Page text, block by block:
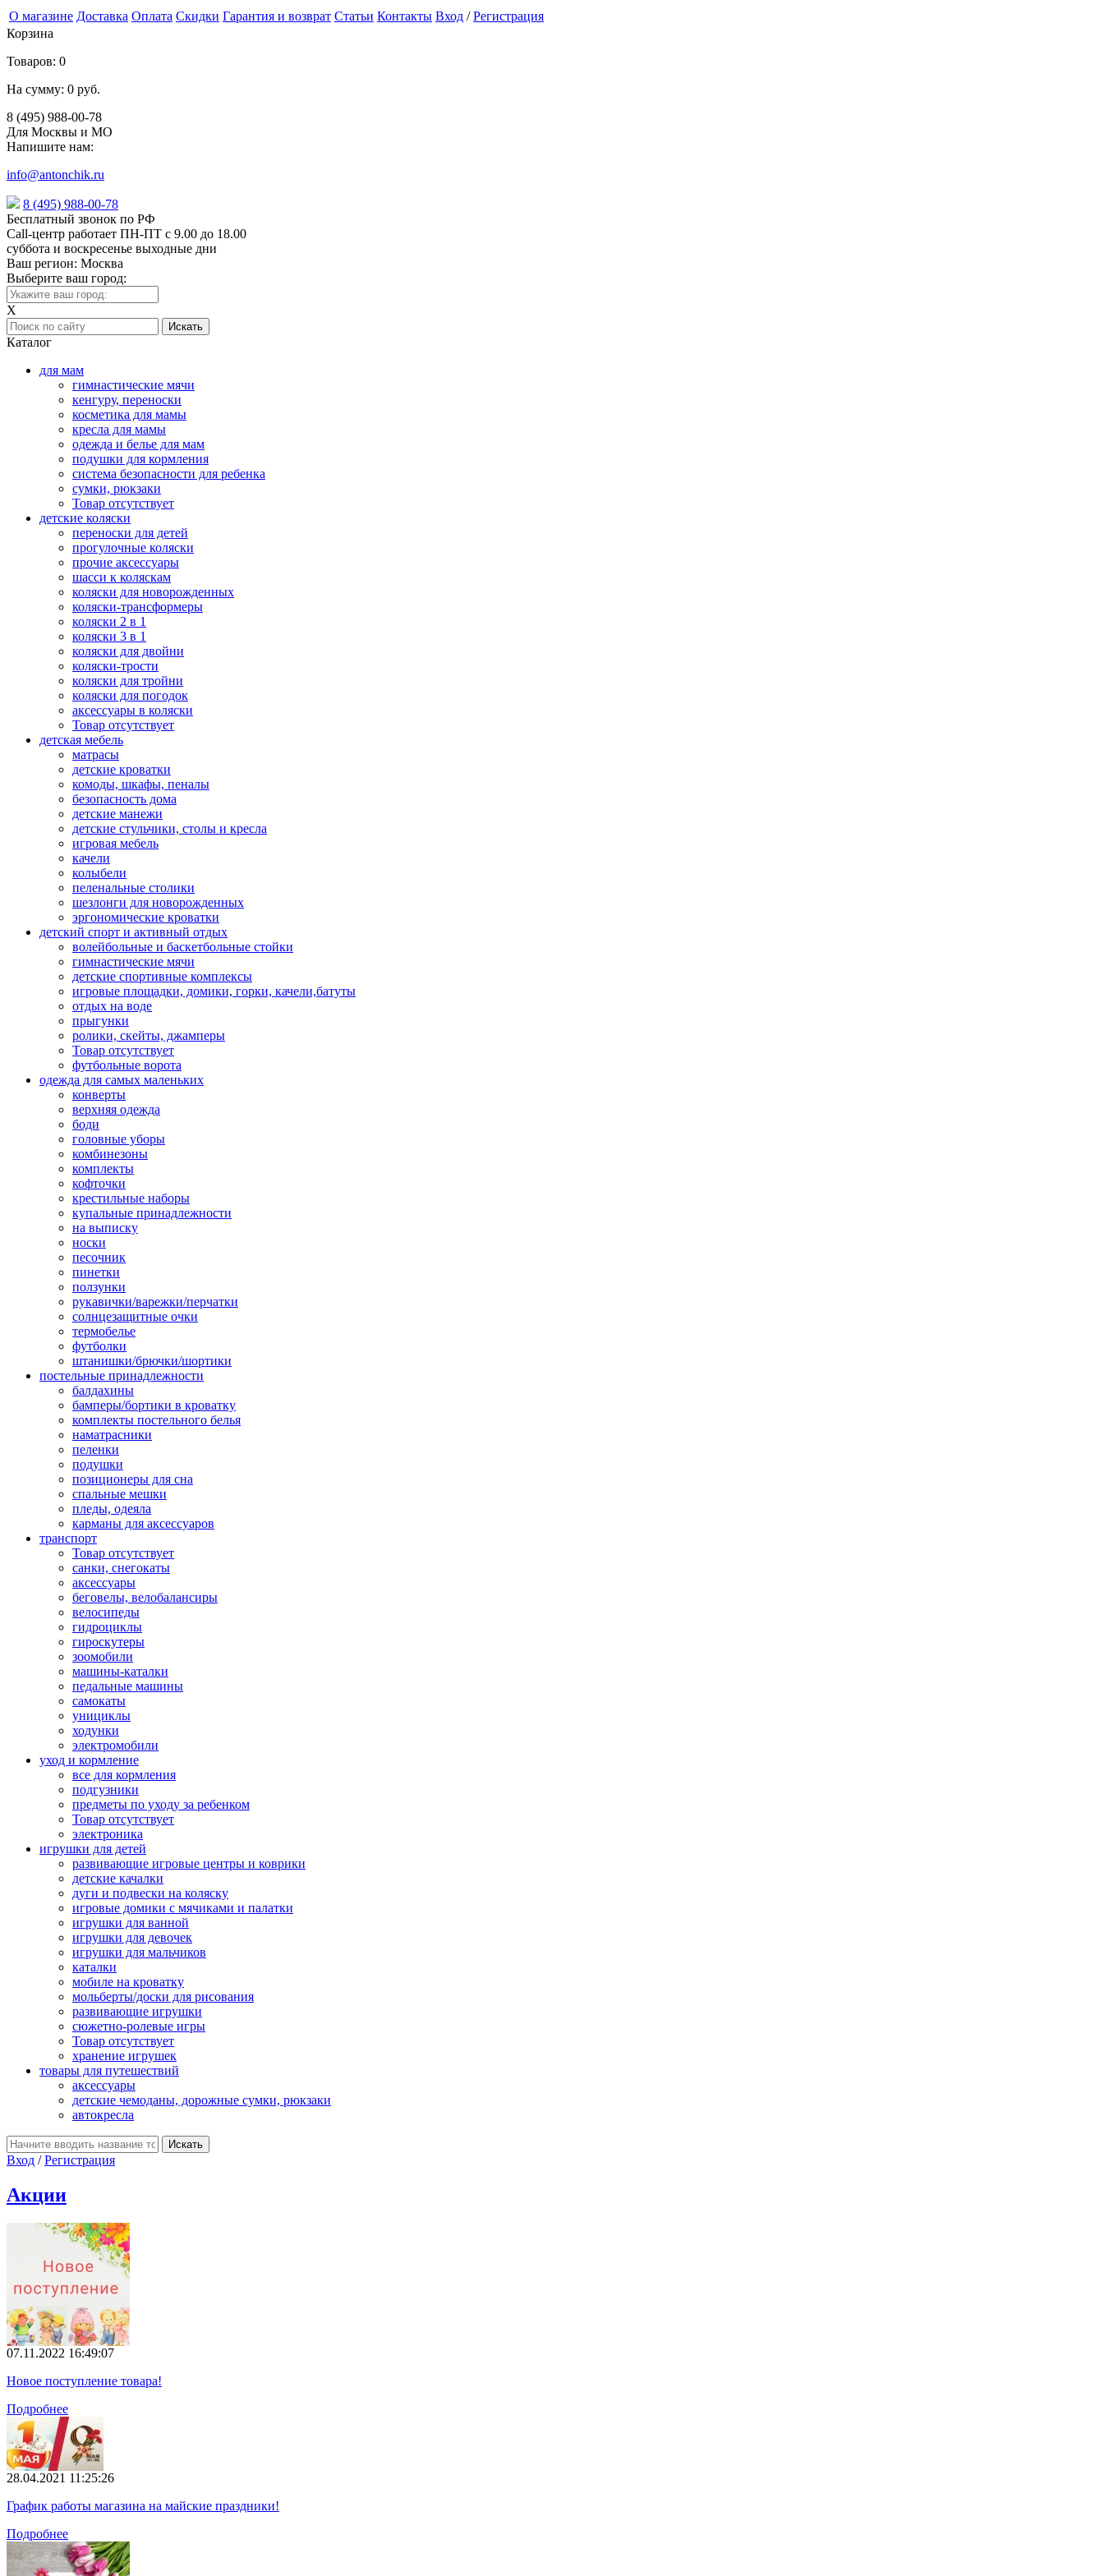
О магазине Доставка Оплата Скидки Гарантия и возврат Статьи Контакты Вход /Регистрация
Корзина
Товаров: 0
На сумму: 0 руб.
8 (495) 988-00-78
Для Москвы и МО
Напишите нам:
info@antonchik.ru
8 (495) 988-00-78
Бесплатный звонок по РФ
Call-центр работает ПН-ПТ с 9.00 до 18.00
суббота и воскресенье выходные дни
Ваш регион: Москва
Выберите ваш город:
X
Каталог
для мам
гимнастические мячи
кенгуру, переноски
косметика для мамы
кресла для мамы
одежда и белье для мам
подушки для кормления
система безопасности для ребенка
сумки, рюкзаки
Товар отсутствует
детские коляски
переноски для детей
прогулочные коляски
прочие аксессуары
шасси к коляскам
коляски для новорожденных
коляски-трансформеры
коляски 2 в 1
коляски 3 в 1
коляски для двойни
коляски-трости
коляски для тройни
коляски для погодок
аксессуары в коляски
Товар отсутствует
детская мебель
матрасы
детские кроватки
комоды, шкафы, пеналы
безопасность дома
детские манежи
детские стульчики, столы и кресла
игровая мебель
качели
колыбели
пеленальные столики
шезлонги для новорожденных
эргономические кроватки
детский спорт и активный отдых
волейбольные и баскетбольные стойки
гимнастические мячи
детские спортивные комплексы
игровые площадки, домики, горки, качели,батуты
отдых на воде
прыгунки
ролики, скейты, джамперы
Товар отсутствует
футбольные ворота
одежда для самых маленьких
конверты
верхняя одежда
боди
головные уборы
комбинезоны
комплекты
кофточки
крестильные наборы
купальные принадлежности
на выписку
носки
песочник
пинетки
ползунки
рукавички/варежки/перчатки
солнцезащитные очки
термобелье
футболки
штанишки/брючки/шортики
постельные принадлежности
балдахины
бамперы/бортики в кроватку
комплекты постельного белья
наматрасники
пеленки
подушки
позиционеры для сна
спальные мешки
пледы, одеяла
карманы для аксеcсуаров
транспорт
Товар отсутствует
санки, снегокаты
аксессуары
беговелы, велобалансиры
велосипеды
гидроциклы
гироскутеры
зоомобили
машины-каталки
педальные машины
самокаты
унициклы
ходунки
электромобили
уход и кормление
все для кормления
подгузники
предметы по уходу за ребенком
Товар отсутствует
электроника
игрушки для детей
развивающие игровые центры и коврики
детские качалки
дуги и подвески на коляску
игровые домики с мячиками и палатки
игрушки для ванной
игрушки для девочек
игрушки для мальчиков
каталки
мобиле на кроватку
мольберты/доски для рисования
развивающие игрушки
сюжетно-ролевые игры
Товар отсутствует
хранение игрушек
товары для путешествий
аксессуары
детские чемоданы, дорожные сумки, рюкзаки
автокресла
Вход /Регистрация
Акции
07.11.2022 16:49:07
Новое поступление товара!
Подробнее
28.04.2021 11:25:26
График работы магазина на майские праздники!
Подробнее